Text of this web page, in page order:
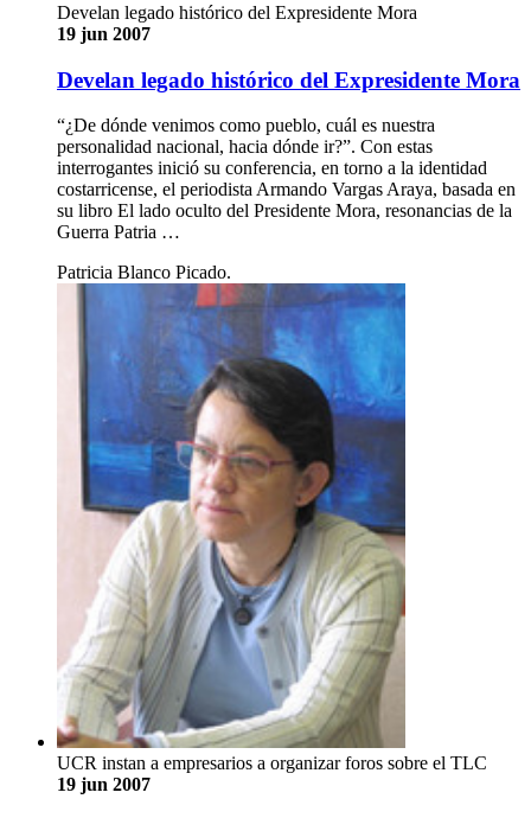
Develan legado histórico del Expresidente Mora
19 jun 2007
Develan legado histórico del Expresidente Mora
“¿De dónde venimos como pueblo, cuál es nuestra
personalidad nacional, hacia dónde ir?”. Con estas
interrogantes inició su conferencia, en torno a la identidad
costarricense, el periodista Armando Vargas Araya, basada en
su libro El lado oculto del Presidente Mora, resonancias de la
Guerra Patria …
Patricia Blanco Picado.
UCR instan a empresarios a organizar foros sobre el TLC
19 jun 2007